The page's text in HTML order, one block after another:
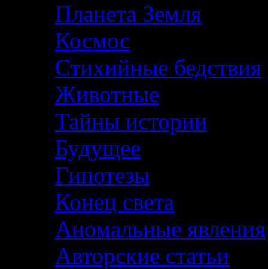
Планета Земля
Космос
Стихийные бедствия
Животные
Тайны истории
Будущее
Гипотезы
Конец света
Аномальные явления
Авторские статьи